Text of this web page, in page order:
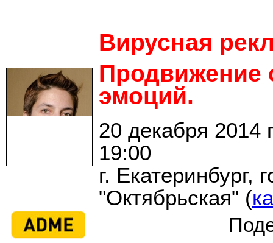
Вирусная
эмоций.
20 декабря 2014
19:00
г. Екатеринбург,
"Октябрьская" (